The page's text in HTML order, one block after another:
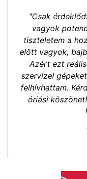
"Csak
vagyok
tiszteletem a
előtt vagyok,
Azért ezt
szervizel
felhívhattam.
óriási